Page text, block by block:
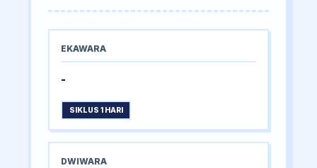
EKAWARA
-
SIKLUS 1 HARI
DWIWARA